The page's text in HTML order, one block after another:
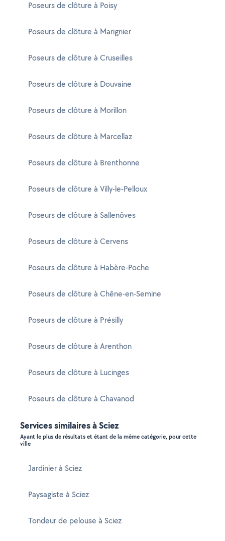
Poseurs de clôture à Poisy
Poseurs de clôture à Marignier
Poseurs de clôture à Cruseilles
Poseurs de clôture à Douvaine
Poseurs de clôture à Morillon
Poseurs de clôture à Marcellaz
Poseurs de clôture à Brenthonne
Poseurs de clôture à Villy-le-Pelloux
Poseurs de clôture à Sallenôves
Poseurs de clôture à Cervens
Poseurs de clôture à Habère-Poche
Poseurs de clôture à Chêne-en-Semine
Poseurs de clôture à Présilly
Poseurs de clôture à Arenthon
Poseurs de clôture à Lucinges
Poseurs de clôture à Chavanod
Services similaires à Sciez
Ayant le plus de résultats et étant de la même catégorie, pour cette
ville
Jardinier à Sciez
Paysagiste à Sciez
Tondeur de pelouse à Sciez